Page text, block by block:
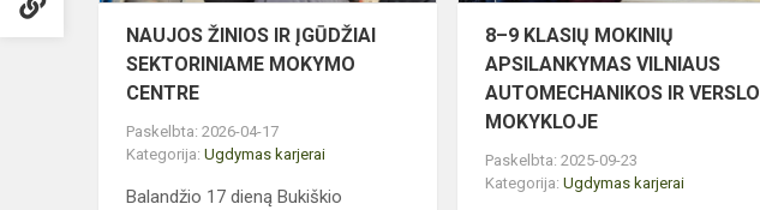
NAUJOS ŽINIOS IR ĮGŪDŽIAI
SEKTORINIAME MOKYMO
CENTRE
Paskelbta: 2026-04-17
Kategorija: Ugdymas karjerai
Balandžio 17 dieną Bukiškio
8–9 KLASIŲ MOKINIŲ
APSILANKYMAS VILNIAUS
AUTOMECHANIKOS IR VERSLO
MOKYKLOJE
Paskelbta: 2025-09-23
Kategorija:Ugdymas karjerai